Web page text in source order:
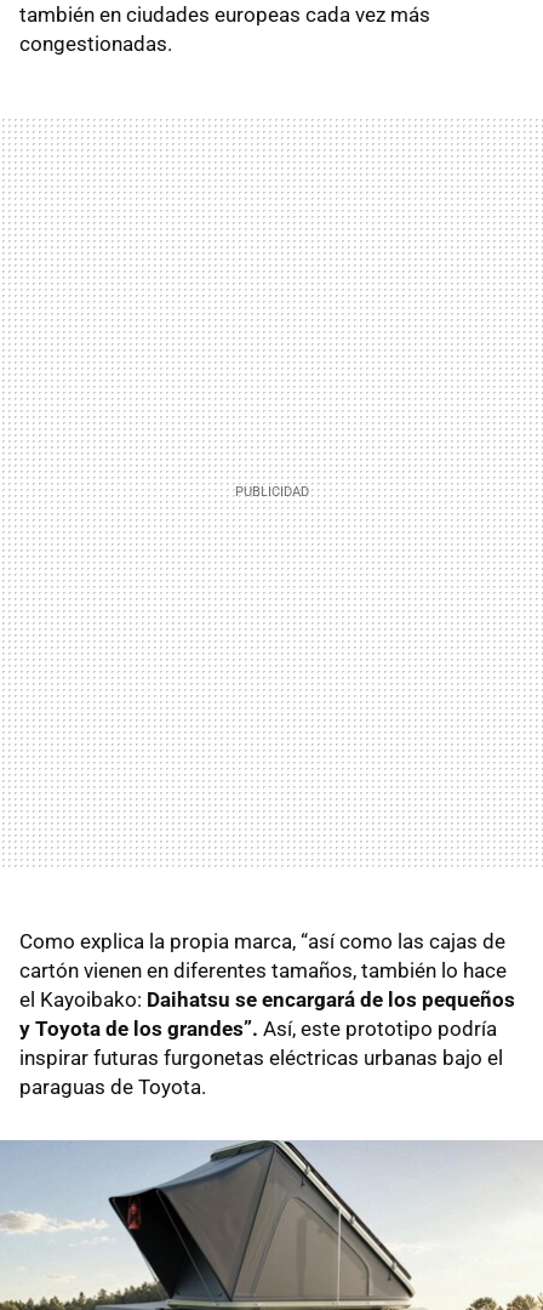
también en ciudades europeas cada vez más
congestionadas.
Como explica la propia marca, “así como las cajas de
cartón vienen en diferentes tamaños, también lo hace
el Kayoibako: Daihatsu se encargará de los pequeños
y Toyota de los grandes”. Así, este prototipo podría
inspirar futuras furgonetas eléctricas urbanas bajo el
paraguas de Toyota.